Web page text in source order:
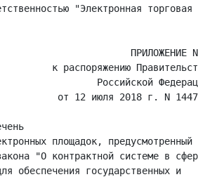
"Электронная торговая
ПРИЛОЖЕНИЕ
к распоряжению
Российской
от 12 июля 2018 г. N
площадок, предусмотренный
"О контрактной системе в
обеспечения государственных и